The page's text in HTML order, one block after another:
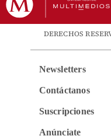
DERECHOS
Newsletters
Contáctanos
Suscripciones
Anúnciate